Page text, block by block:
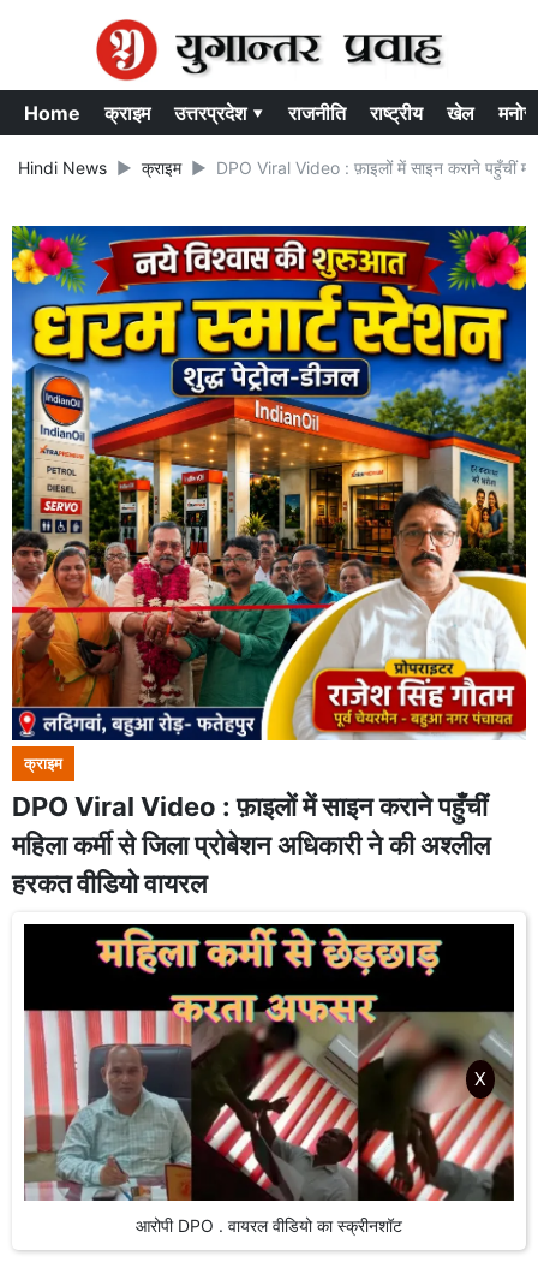
Home क्राइम उत्तरप्रदेश ▾ राजनीति राष्ट्रीय खेल
Hindi News क्राइम DPO Viral Video : फ़ाइलों में साइन कराने पहुँचीं
क्राइम
DPO Viral Video : फ़ाइलों में साइन कराने पहुँचीं
महिला कर्मी से जिला प्रोबेशन अधिकारी ने की अश्लील
हरकत वीडियो वायरल
आरोपी DPO . वायरल वीडियो का स्क्रीनशॉट
X